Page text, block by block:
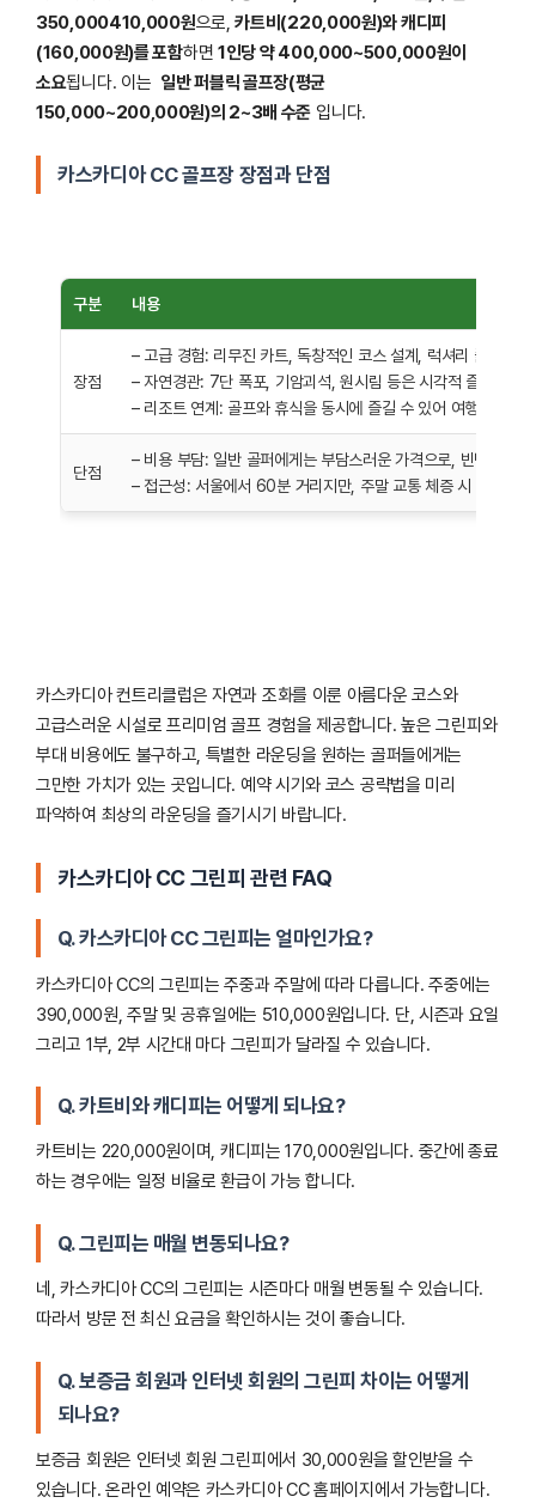
350,000410,000원으로,카트비(220,000원)와 캐디피
(160,000원)를 포함하면 1인당 약 400,000~500,000원이
소요됩니다. 이는 일반 퍼블릭 골프장(평균
150,000~200,000원)의 2~3배 수준 입니다.
카스카디아 CC 골프장 장점과 단점
구분 내용
장점
– 고급 경험: 리무진 카트, 독창적인 코스 설계, 럭셔리 클럽하
– 자연경관: 7단 폭포, 기암괴석, 원시림 등은 시각적 즐거움을
– 리조트 연계: 골프와 휴식을 동시에 즐길 수 있어 여행 목적으
단점
– 비용 부담: 일반 골퍼에게는 부담스러운 가격으로, 빈번한 방
– 접근성: 서울에서 60분 거리지만, 주말 교통 체증 시 더 걸릴
카스카디아 컨트리클럽은 자연과 조화를 이룬 아름다운 코스와
고급스러운 시설로 프리미엄 골프 경험을 제공합니다. 높은 그린피와
부대 비용에도 불구하고, 특별한 라운딩을 원하는 골퍼들에게는
그만한 가치가 있는 곳입니다. 예약 시기와 코스 공략법을 미리
파악하여 최상의 라운딩을 즐기시기 바랍니다.
카스카디아 CC 그린피 관련 FAQ
Q. 카스카디아 CC 그린피는 얼마인가요?
카스카디아 CC의 그린피는 주중과 주말에 따라 다릅니다. 주중에는
390,000원, 주말 및 공휴일에는 510,000원입니다. 단, 시즌과 요일
그리고 1부, 2부 시간대 마다 그린피가 달라질 수 있습니다.
Q. 카트비와 캐디피는 어떻게 되나요?
카트비는 220,000원이며, 캐디피는 170,000원입니다. 중간에 종료
하는 경우에는 일정 비율로 환급이 가능 합니다.
Q. 그린피는 매월 변동되나요?
네, 카스카디아 CC의 그린피는 시즌마다 매월 변동될 수 있습니다.
따라서 방문 전 최신 요금을 확인하시는 것이 좋습니다.
Q. 보증금 회원과 인터넷 회원의 그린피 차이는 어떻게
되나요?
보증금 회원은 인터넷 회원 그린피에서 30,000원을 할인받을 수
있습니다. 온라인 예약은 카스카디아 CC 홈페이지에서 가능합니다.